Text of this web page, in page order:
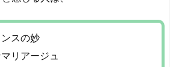
スの妙
リアージュ